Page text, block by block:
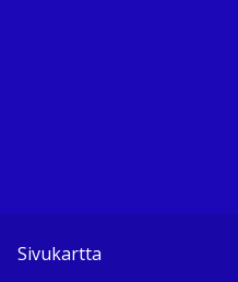
Sivukartta